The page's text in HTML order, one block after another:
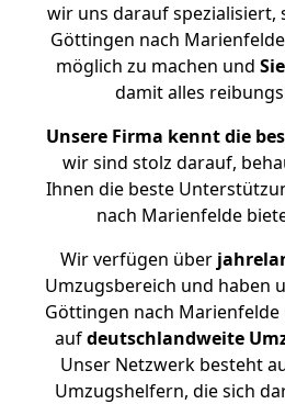
wir uns darauf spezialisiert,
Göttingen nach
möglich zu machen und
damit alles
Unsere Firma kennt die
wir sind stolz darauf,
Ihnen die beste
nach Marienfelde
Wir verfügen über
Umzugsbereich und haben
Göttingen nach
aufdeutschlandweite
Unser Netzwerk besteht
Umzugshelfern, die sich